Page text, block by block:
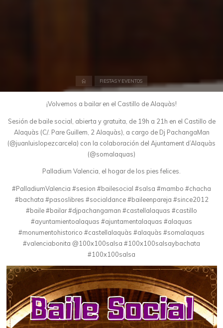
FIESTAS Y EVENTOS
¡Volvemos a bailar en el Castillo de Alaquàs!
Sesión de baile social, abierta y gratuita, de 19h a 21h en el Castillo de
Alaquàs (C/. Pare Guillem, 2 Alaquàs), a cargo de Dj PachangaMan
(@juanluislopezcarcela) con la colaboración del Ajuntament d’Alaquàs
(@somalaquas)
Palladium Valencia, el hogar de los pies felices.
#PalladiumValencia #sesion #bailesocial #salsa #mambo #chacha
#bachata #pasoslibres #socialdance #baileenpareja #since2012
#baile #bailar #djpachangaman #castellalaquas #castillo
#ayuntamientoalaquas #ajuntamentalaquas #alaquas
#monumentohistorico #castellalaquàs #alaquàs #somalaquas
#valenciabonita @100x100salsa #100x100salsaybachata
#100x100salsa